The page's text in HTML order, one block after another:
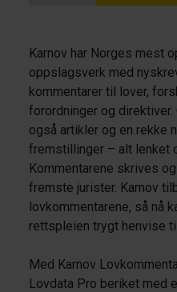
Karnov har Norges mest
oppslagsverk med
kommentarer til lover,
forordninger og
også artikler og en rekke
fremstillinger – alt lenket
Kommentarene skrives
fremste jurister. Karnov
lovkommentarene, så nå
rettspleien trygt henvise
Med Karnov
Lovdata Pro beriket med